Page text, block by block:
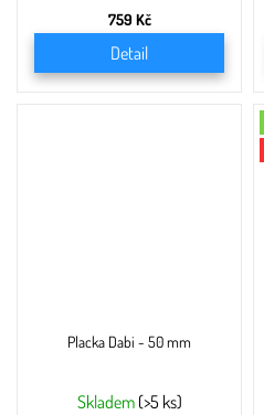
759 Kč
Detail
Placka Dabi - 50 mm
Skladem (>5 ks)